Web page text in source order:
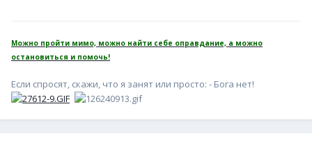
Можно пройти мимо, можно найти себе оправдание, а можно
остановиться и помочь!
Если спросят, скажи, что я занят или просто: - Бога нет!